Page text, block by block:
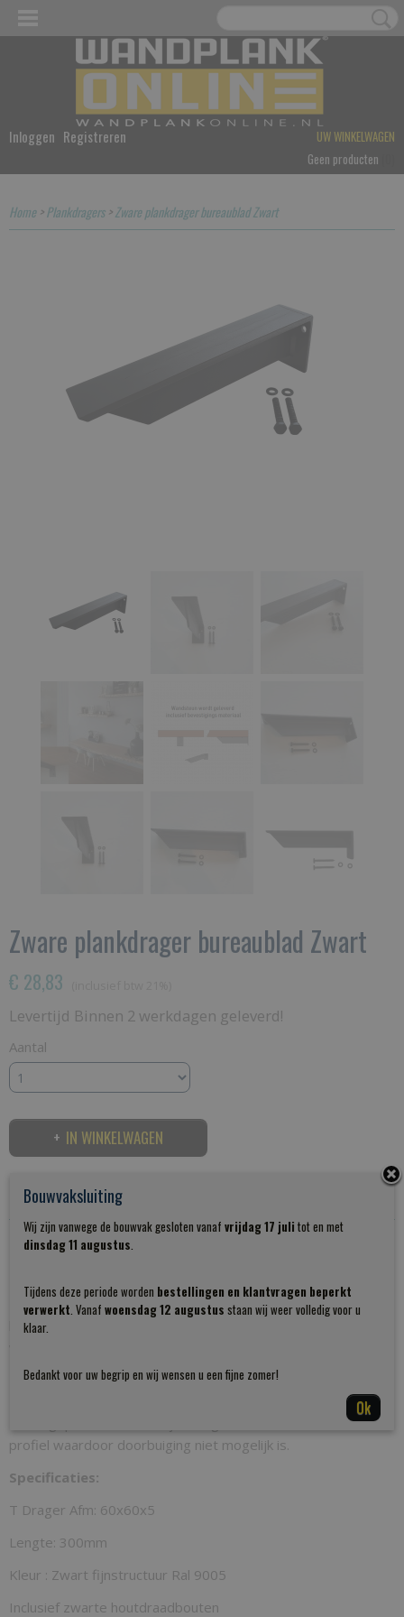
Inloggen Registreren
UW WINKELWAGEN
Geen producten
Home>Plankdragers>Zware plankdrager bureaublad Zwart
Zware plankdrager bureaublad Zwart
€ 28,83
Levertijd Binnen 2 werkdagen geleverd!
Aantal
IN WINKELWAGEN
Specificaties
Productcode
Bruto gewicht
2,00 Kg
30 x 6 x 0 cm
Omschrijving
Dezeplankdrageris onverwoestbaar en kan met gemak 75
kg per drager belast worden. Uiteraard moet u
Deze drager passen we veel toe bij eiken bureabladen die
zwevend aan de wand gemonteerd moeten worden. Het
zwart gepoedercfoate T ijzer is gemaakt van 60x60x5 T
profiel waardoor doorbuiging niet mogelijk is.
Specificaties:
T Drager Afm: 60x60x5
Lengte: 300mm
Kleur : Zwart fijnstructuur Ral 9005
Inclusief zwarte houtdraadbouten
Bouwvaksluiting
Wij zijn vanwege de bouwvak gesloten vanaf vrijdag 17 juli tot en met
dinsdag 11 augustus.
Tijdens deze periode worden bestellingen en klantvragen beperkt
verwerkt. Vanaf woensdag 12 augustus staan wij weer volledig voor u
klaar.
Bedankt voor uw begrip en wij wensen u een fijne zomer!
Ok